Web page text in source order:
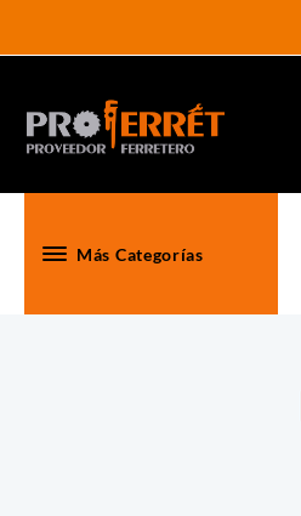
content
Más Categorías